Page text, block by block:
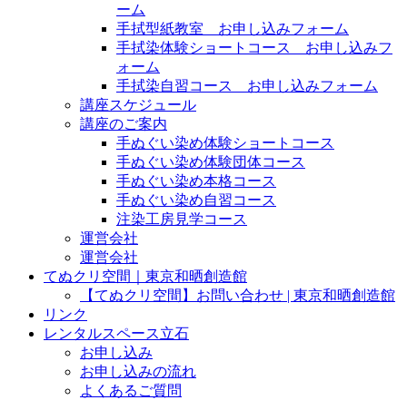
ーム
手拭型紙教室 お申し込みフォーム
手拭染体験ショートコース お申し込みフ
ォーム
手拭染自習コース お申し込みフォーム
講座スケジュール
講座のご案内
手ぬぐい染め体験ショートコース
手ぬぐい染め体験団体コース
手ぬぐい染め本格コース
手ぬぐい染め自習コース
注染工房見学コース
運営会社
運営会社
てぬクリ空間｜東京和晒創造館
【てぬクリ空間】お問い合わせ | 東京和晒創造館
リンク
レンタルスペース立石
お申し込み
お申し込みの流れ
よくあるご質問